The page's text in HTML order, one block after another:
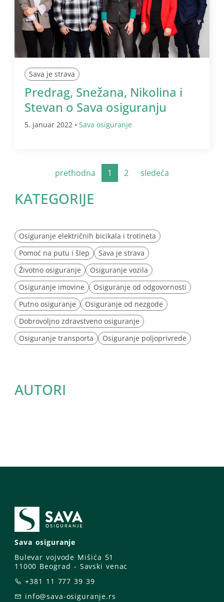
Sava je strava
Predrag, Snežana, Nikolina i
Stevan o Sava osiguranju
5. januar 2022 • Sava osiguranje
prethodna 1 2 sledeća
KATEGORIJE
Osiguranje električnih bicikala i trotineta
Pomoć na putu i šlep
Sava je strava
Životno osiguranje
Osiguranje vozila
Osiguranje imovine
Osiguranje od odgovornosti
Putno osiguranje
Osiguranje od nezgode
Dobrovoljno zdravstveno osiguranje
Osiguranje transporta
Osiguranje poljoprivrede
AUTORI
Sava osiguranje
Bulevar vojvode Mišića 51
11000 Beograd - Savski venac
+381 11 777 39 39
info@sava-osiguranje.rs